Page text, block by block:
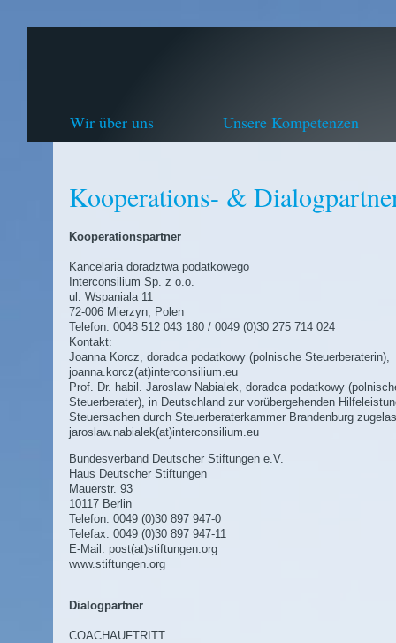
Wir über uns Unsere Kompetenzen
Kooperations- &
Kooperationspartner
Kancelaria doradztwa podatkowego
Interconsilium Sp. z o.o.
ul. Wspaniala 11
72-006 Mierzyn, Polen
Telefon: 0048 512 043 180 / 0049 (0)30 275 714 024
Kontakt:
Joanna Korcz, doradca podatkowy (polnische Steuerberaterin),
joanna.korcz(at)interconsilium.eu
Prof. Dr. habil. Jaroslaw Nabialek, doradca podatkowy
Steuerberater), in Deutschland zur vorübergehenden
Steuersachen durch Steuerberaterkammer Brandenburg
jaroslaw.nabialek(at)interconsilium.eu
Bundesverband Deutscher Stiftungen e.V.
Haus Deutscher Stiftungen
Mauerstr. 93
10117 Berlin
Telefon: 0049 (0)30 897 947-0
Telefax: 0049 (0)30 897 947-11
E-Mail: post(at)stiftungen.org
www.stiftungen.org
Dialogpartner
COACHAUFTRITT